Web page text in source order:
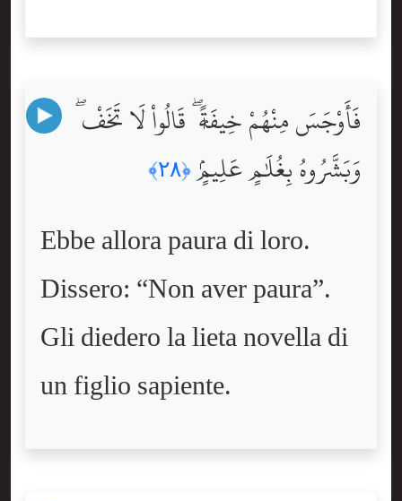
فَأَوْجَسَ مِنْهُمْ خِيفَةًۭ ۖ قَالُواْ لَا تَخَفْ ۖ
وَبَشَّرُوهُ بِغُلَٰمٍ عَلِيمٍۢ﴿٢٨﴾
Ebbe allora paura di loro.
Dissero: “Non aver paura”.
Gli diedero la lieta novella di
un figlio sapiente.